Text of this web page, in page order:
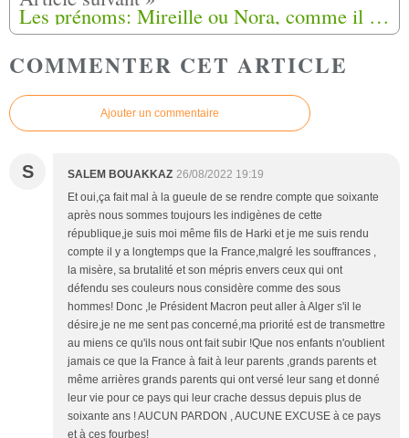
Les prénoms: Mireille ou Nora, comme il vous plaira
COMMENTER CET ARTICLE
Ajouter un commentaire
S SALEM BOUAKKAZ 26/08/2022 19:19
Et oui,ça fait mal à la gueule de se rendre compte que soixante
après nous sommes toujours les indigènes de cette
république,je suis moi même fils de Harki et je me suis rendu
compte il y a longtemps que la France,malgré les souffrances ,
la misère, sa brutalité et son mépris envers ceux qui ont
défendu ses couleurs nous considère comme des sous
hommes! Donc ,le Président Macron peut aller à Alger s'il le
désire,je ne me sent pas concerné,ma priorité est de transmettre
au miens ce qu'ils nous ont fait subir !Que nos enfants n'oublient
jamais ce que la France à fait à leur parents ,grands parents et
même arrières grands parents qui ont versé leur sang et donné
leur vie pour ce pays qui leur crache dessus depuis plus de
soixante ans ! AUCUN PARDON , AUCUNE EXCUSE à ce pays
et à ces fourbes!